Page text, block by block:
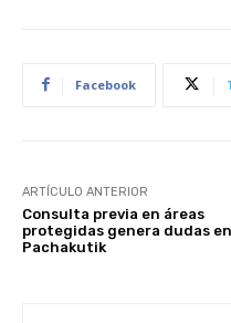
Facebook
ARTÍCULO ANTERIOR
Consulta previa en áreas
protegidas genera dudas en
Pachakutik